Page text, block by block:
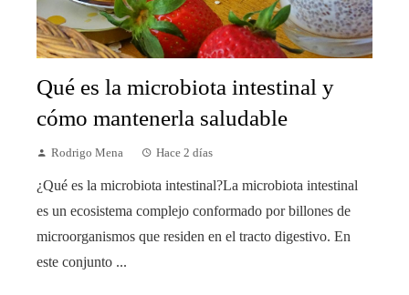
Qué es la microbiota intestinal y
cómo mantenerla saludable
Rodrigo Mena Hace 2 días
¿Qué es la microbiota intestinal?La microbiota intestinal
es un ecosistema complejo conformado por billones de
microorganismos que residen en el tracto digestivo. En
este conjunto ...